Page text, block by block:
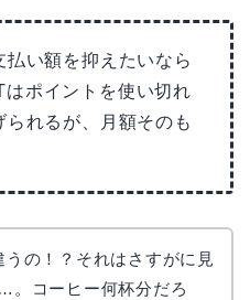
払い額を抑えたいなら
ポイントを使い切れ
れるが、月額そのも
の！？それはさすがに見
。コーヒー何杯分だろ